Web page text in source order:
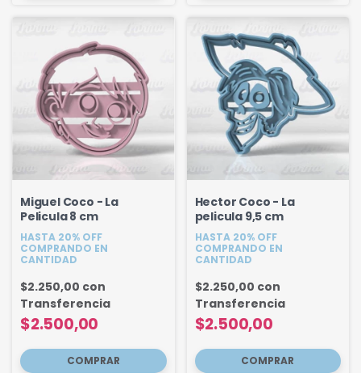
Miguel Coco - La
Pelicula 8 cm
HASTA 20% OFF
COMPRANDO EN
CANTIDAD
$2.500,00
$2.250,00 con
Transferencia
Hector Coco - La
pelicula 9,5 cm
HASTA 20% OFF
COMPRANDO EN
CANTIDAD
$2.500,00
$2.250,00 con
Transferencia